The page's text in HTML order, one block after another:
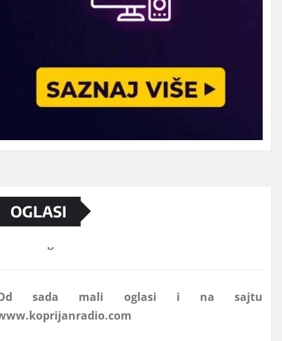
OGLASI
Marketing telefon 062 463 002